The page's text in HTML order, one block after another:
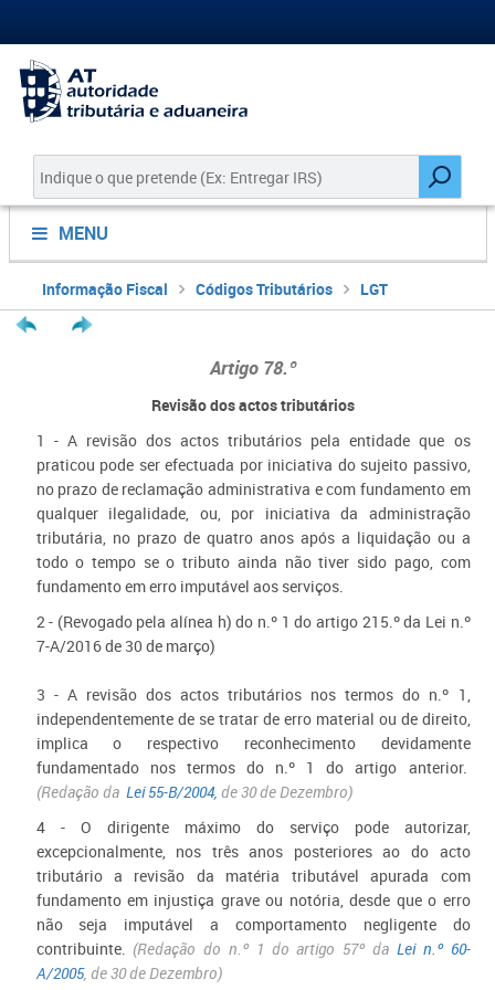
MENU
Informação Fiscal Códigos Tributários LGT
Artigo 78.º
Revisão dos actos tributários
1 - A revisão dos actos tributários pela entidade que os
praticou pode ser efectuada por iniciativa do sujeito passivo,
no prazo de reclamação administrativa e com fundamento em
qualquer ilegalidade, ou, por iniciativa da administração
tributária, no prazo de quatro anos após a liquidação ou a
todo o tempo se o tributo ainda não tiver sido pago, com
fundamento em erro imputável aos serviços.
2 - (Revogado pela alínea h) do n.º 1 do artigo 215.º da Lei n.º
7-A/2016 de 30 de março)
3 - A revisão dos actos tributários nos termos do n.º 1,
independentemente de se tratar de erro material ou de direito,
implica o respectivo reconhecimento devidamente
fundamentado nos termos do n.º 1 do artigo anterior.
(Redação da Lei 55-B/2004, de 30 de Dezembro)
4 - O dirigente máximo do serviço pode autorizar,
excepcionalmente, nos três anos posteriores ao do acto
tributário a revisão da matéria tributável apurada com
fundamento em injustiça grave ou notória, desde que o erro
não seja imputável a comportamento negligente do
contribuinte. (Redação do n.º 1 do artigo 57º da Lei n.º 60-
A/2005, de 30 de Dezembro)